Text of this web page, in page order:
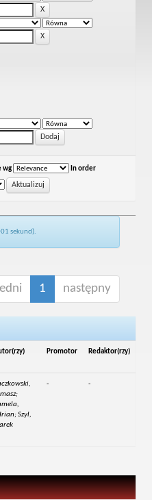
wg In order
sekund).
1 następny
Promotor Redaktor(rzy)
Szyl,
- -